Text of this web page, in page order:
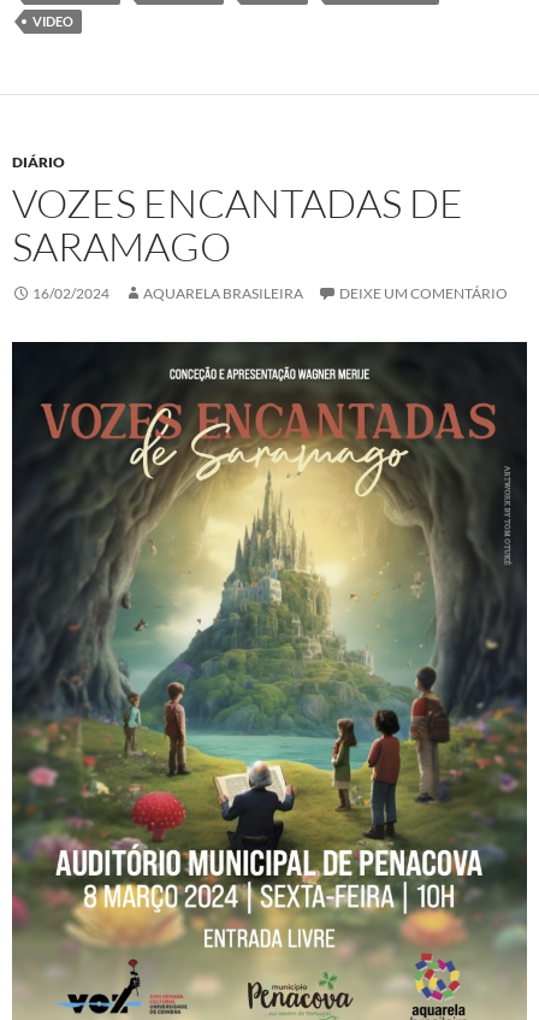
k
VIDEO
DIÁRIO
VOZES ENCANTADAS DE
SARAMAGO
16/02/2024 AQUARELA BRASILEIRA DEIXE UM COMENTÁRIO